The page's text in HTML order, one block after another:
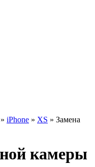
» iPhone » XS » Замена
камеры